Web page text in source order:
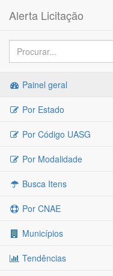
Alerta Licitação
Painel geral
Por Estado
Por Código UASG
Por Modalidade
Busca Itens
Por CNAE
Municípios
Tendências